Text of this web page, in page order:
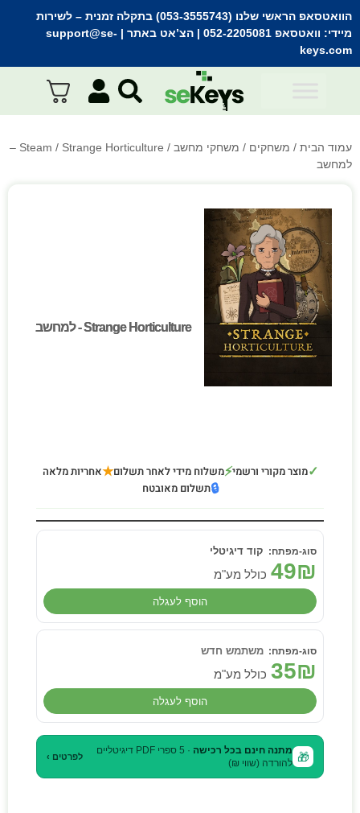
הוואטסאפ הראשי שלנו (053-3555743) בתקלה זמנית
– לשירות
מיידי: וואטסאפ 052-2205081 | הצ’אט באתר | support@se-
keys.com
עמוד הבית / משחקים / משחקי מחשב /
Steam
/ Strange Horticulture –
למחשב
Strange Horticulture - למחשב
Strange Horticulture - למחשב
✓מוצר מקורי ורשמי⚡משלוח מידי לאחר תשלום★אחריות מלאה
🔒תשלום מאובטח
קוד דיגיטלי
49₪ כולל מע"מ
הוסף לעגלה
משתמש חדש
35₪ כולל מע"מ
הוסף לעגלה
🎁 מתנה חינם בכל רכישה
· 5 ספרי PDF דיגיטליים
להורדה (שווי ₪)
לפרטים ›